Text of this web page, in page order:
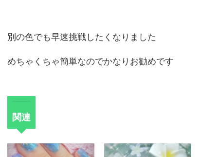
別の色でも早速挑戦したくなりました
めちゃくちゃ簡単なのでかなりお勧めです
関連